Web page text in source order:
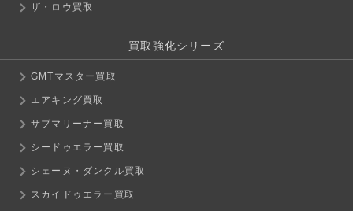
ザ・ロウ買取
買取強化シリーズ
GMTマスター買取
エアキング買取
サブマリーナー買取
シードゥエラー買取
シェーヌ・ダンクル買取
スカイドゥエラー買取